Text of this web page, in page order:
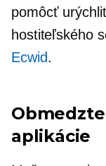
pomôcť
hostiteľského
Ecwid.
aplikácie